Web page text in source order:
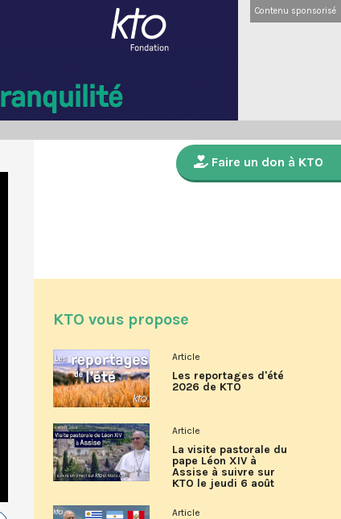
Contenu sponsorisé
Faire un don à KTO
KTO vous propose
Article
Les reportages d'été
2026 de KTO
Article
La visite pastorale du
pape Léon XIV à
Assise à suivre sur
KTO le jeudi 6 août
Article